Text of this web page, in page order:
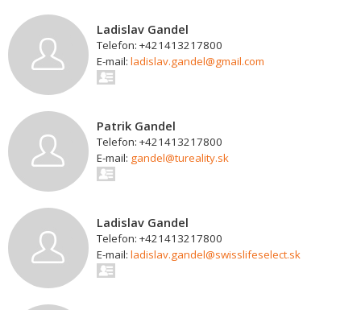
Ladislav Gandel
Telefon: +421413217800
E-mail: ladislav.gandel@gmail.com
Patrik Gandel
Telefon: +421413217800
E-mail: gandel@tureality.sk
Ladislav Gandel
Telefon: +421413217800
E-mail: ladislav.gandel@swisslifeselect.sk